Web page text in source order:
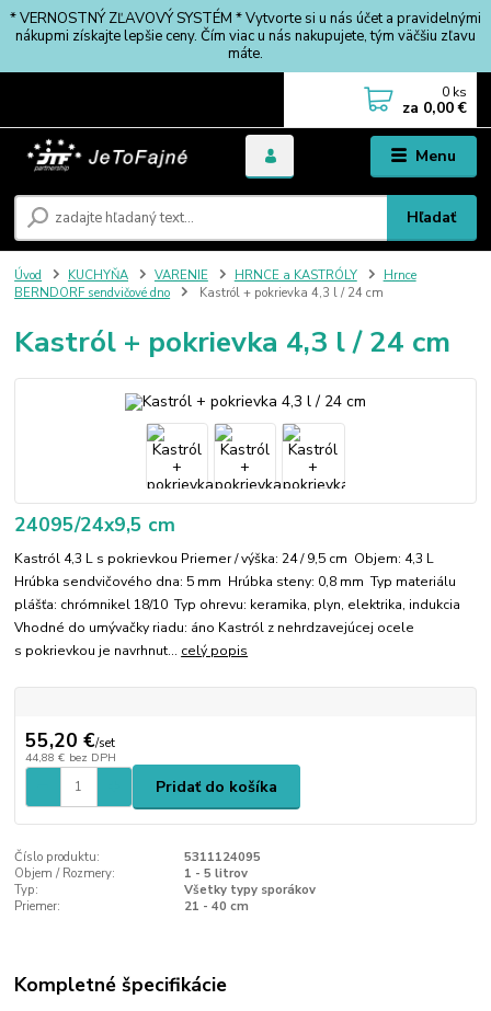
* VERNOSTNÝ ZĽAVOVÝ SYSTÉM * Vytvorte si u nás účet a pravidelnými
nákupmi získajte lepšie ceny. Čím viac u nás nakupujete, tým väčšiu zľavu
máte.
Menu
Hľadať
0 ks
za 0,00 €
Úvod KUCHYŇA VARENIE HRNCE a KASTRÓLY
Hrnce
BERNDORF sendvičové dno
Kastról + pokrievka 4,3 l / 24 cm
Kastról + pokrievka 4,3 l / 24 cm
24095/24x9,5 cm
Kastról 4,3 L s pokrievkou Priemer / výška: 24 / 9,5 cm Objem: 4,3 L
Hrúbka sendvičového dna: 5 mm Hrúbka steny: 0,8 mm Typ materiálu
plášťa: chrómnikel 18/10 Typ ohrevu: keramika, plyn, elektrika, indukcia
Vhodné do umývačky riadu: áno Kastról z nehrdzavejúcej ocele
s pokrievkou je navrhnut... celý popis
55,20 €/set
44,88 € bez DPH
Pridať do košíka
Číslo produktu:
5311124095
Objem / Rozmery:
1 - 5 litrov
Typ:
Všetky typy sporákov
Priemer:
21 - 40 cm
Kompletné špecifikácie